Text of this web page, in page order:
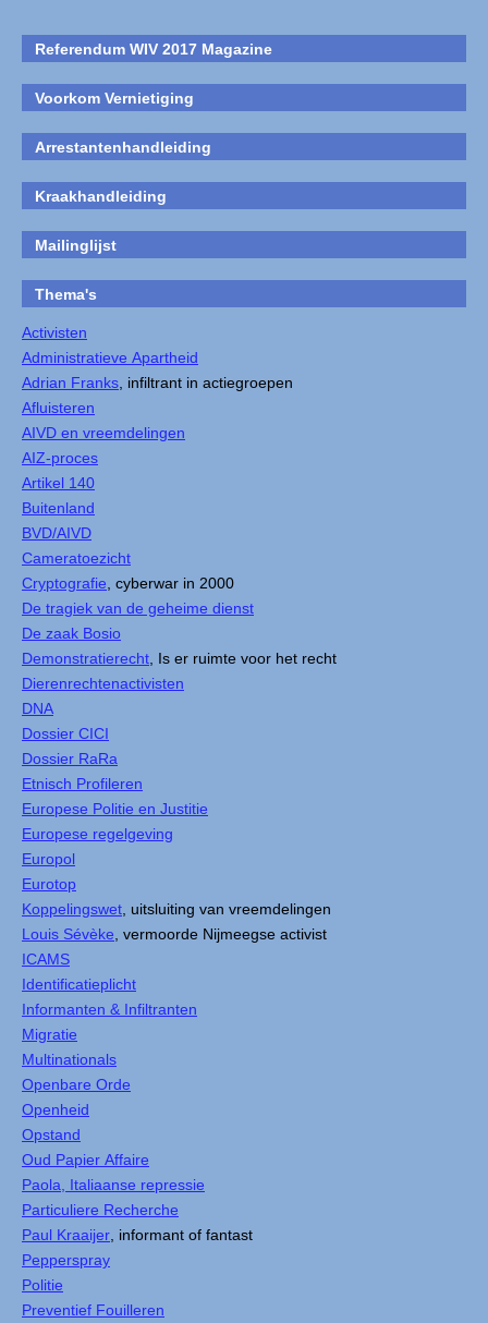
Referendum WIV 2017 Magazine
Voorkom Vernietiging
Arrestantenhandleiding
Kraakhandleiding
Mailinglijst
Thema's
Activisten
Administratieve Apartheid
Adrian Franks , infiltrant in actiegroepen
Afluisteren
AIVD en vreemdelingen
AIZ-proces
Artikel 140
Buitenland
BVD/AIVD
Cameratoezicht
Cryptografie , cyberwar in 2000
De tragiek van de geheime dienst
De zaak Bosio
Demonstratierecht , Is er ruimte voor het recht
Dierenrechtenactivisten
DNA
Dossier CICI
Dossier RaRa
Etnisch Profileren
Europese Politie en Justitie
Europese regelgeving
Europol
Eurotop
Koppelingswet , uitsluiting van vreemdelingen
Louis Sévèke , vermoorde Nijmeegse activist
ICAMS
Identificatieplicht
Informanten & Infiltranten
Migratie
Multinationals
Openbare Orde
Openheid
Opstand
Oud Papier Affaire
Paola, Italiaanse repressie
Particuliere Recherche
Paul Kraaijer , informant of fantast
Pepperspray
Politie
Preventief Fouilleren